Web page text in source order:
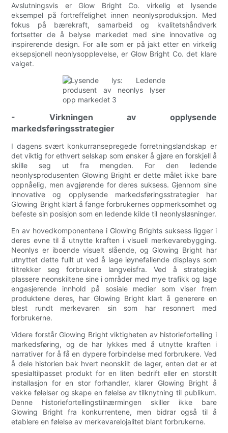
Avslutningsvis er Glow Bright Co. virkelig et lysende
eksempel på fortreffelighet innen neonlysproduksjon. Med
fokus på bærekraft, samarbeid og kvalitetshåndverk
fortsetter de å belyse markedet med sine innovative og
inspirerende design. For alle som er på jakt etter en virkelig
eksepsjonell neonlysopplevelse, er Glow Bright Co. det klare
valget.
- Virkningen av opplysende
markedsføringsstrategier
I dagens svært konkurransepregede forretningslandskap er
det viktig for ethvert selskap som ønsker å gjøre en forskjell å
skille seg ut fra mengden. For den ledende
neonlysprodusenten Glowing Bright er dette målet ikke bare
oppnåelig, men avgjørende for deres suksess. Gjennom sine
innovative og opplysende markedsføringsstrategier har
Glowing Bright klart å fange forbrukernes oppmerksomhet og
befeste sin posisjon som en ledende kilde til neonlysløsninger.
En av hovedkomponentene i Glowing Brights suksess ligger i
deres evne til å utnytte kraften i visuell merkevarebygging.
Neonlys er iboende visuelt slående, og Glowing Bright har
utnyttet dette fullt ut ved å lage iøynefallende displays som
tiltrekker seg forbrukere langveisfra. Ved å strategisk
plassere neonskiltene sine i områder med mye trafikk og lage
engasjerende innhold på sosiale medier som viser frem
produktene deres, har Glowing Bright klart å generere en
blest rundt merkevaren sin som har resonnert med
forbrukerne.
Videre forstår Glowing Bright viktigheten av historiefortelling i
markedsføring, og de har lykkes med å utnytte kraften i
narrativer for å få en dypere forbindelse med forbrukere. Ved
å dele historien bak hvert neonskilt de lager, enten det er et
spesialtilpasset produkt for en liten bedrift eller en storstilt
installasjon for en stor forhandler, klarer Glowing Bright å
vekke følelser og skape en følelse av tilknytning til publikum.
Denne historiefortellingstilnærmingen skiller ikke bare
Glowing Bright fra konkurrentene, men bidrar også til å
etablere en følelse av merkevarelojalitet blant forbrukerne.